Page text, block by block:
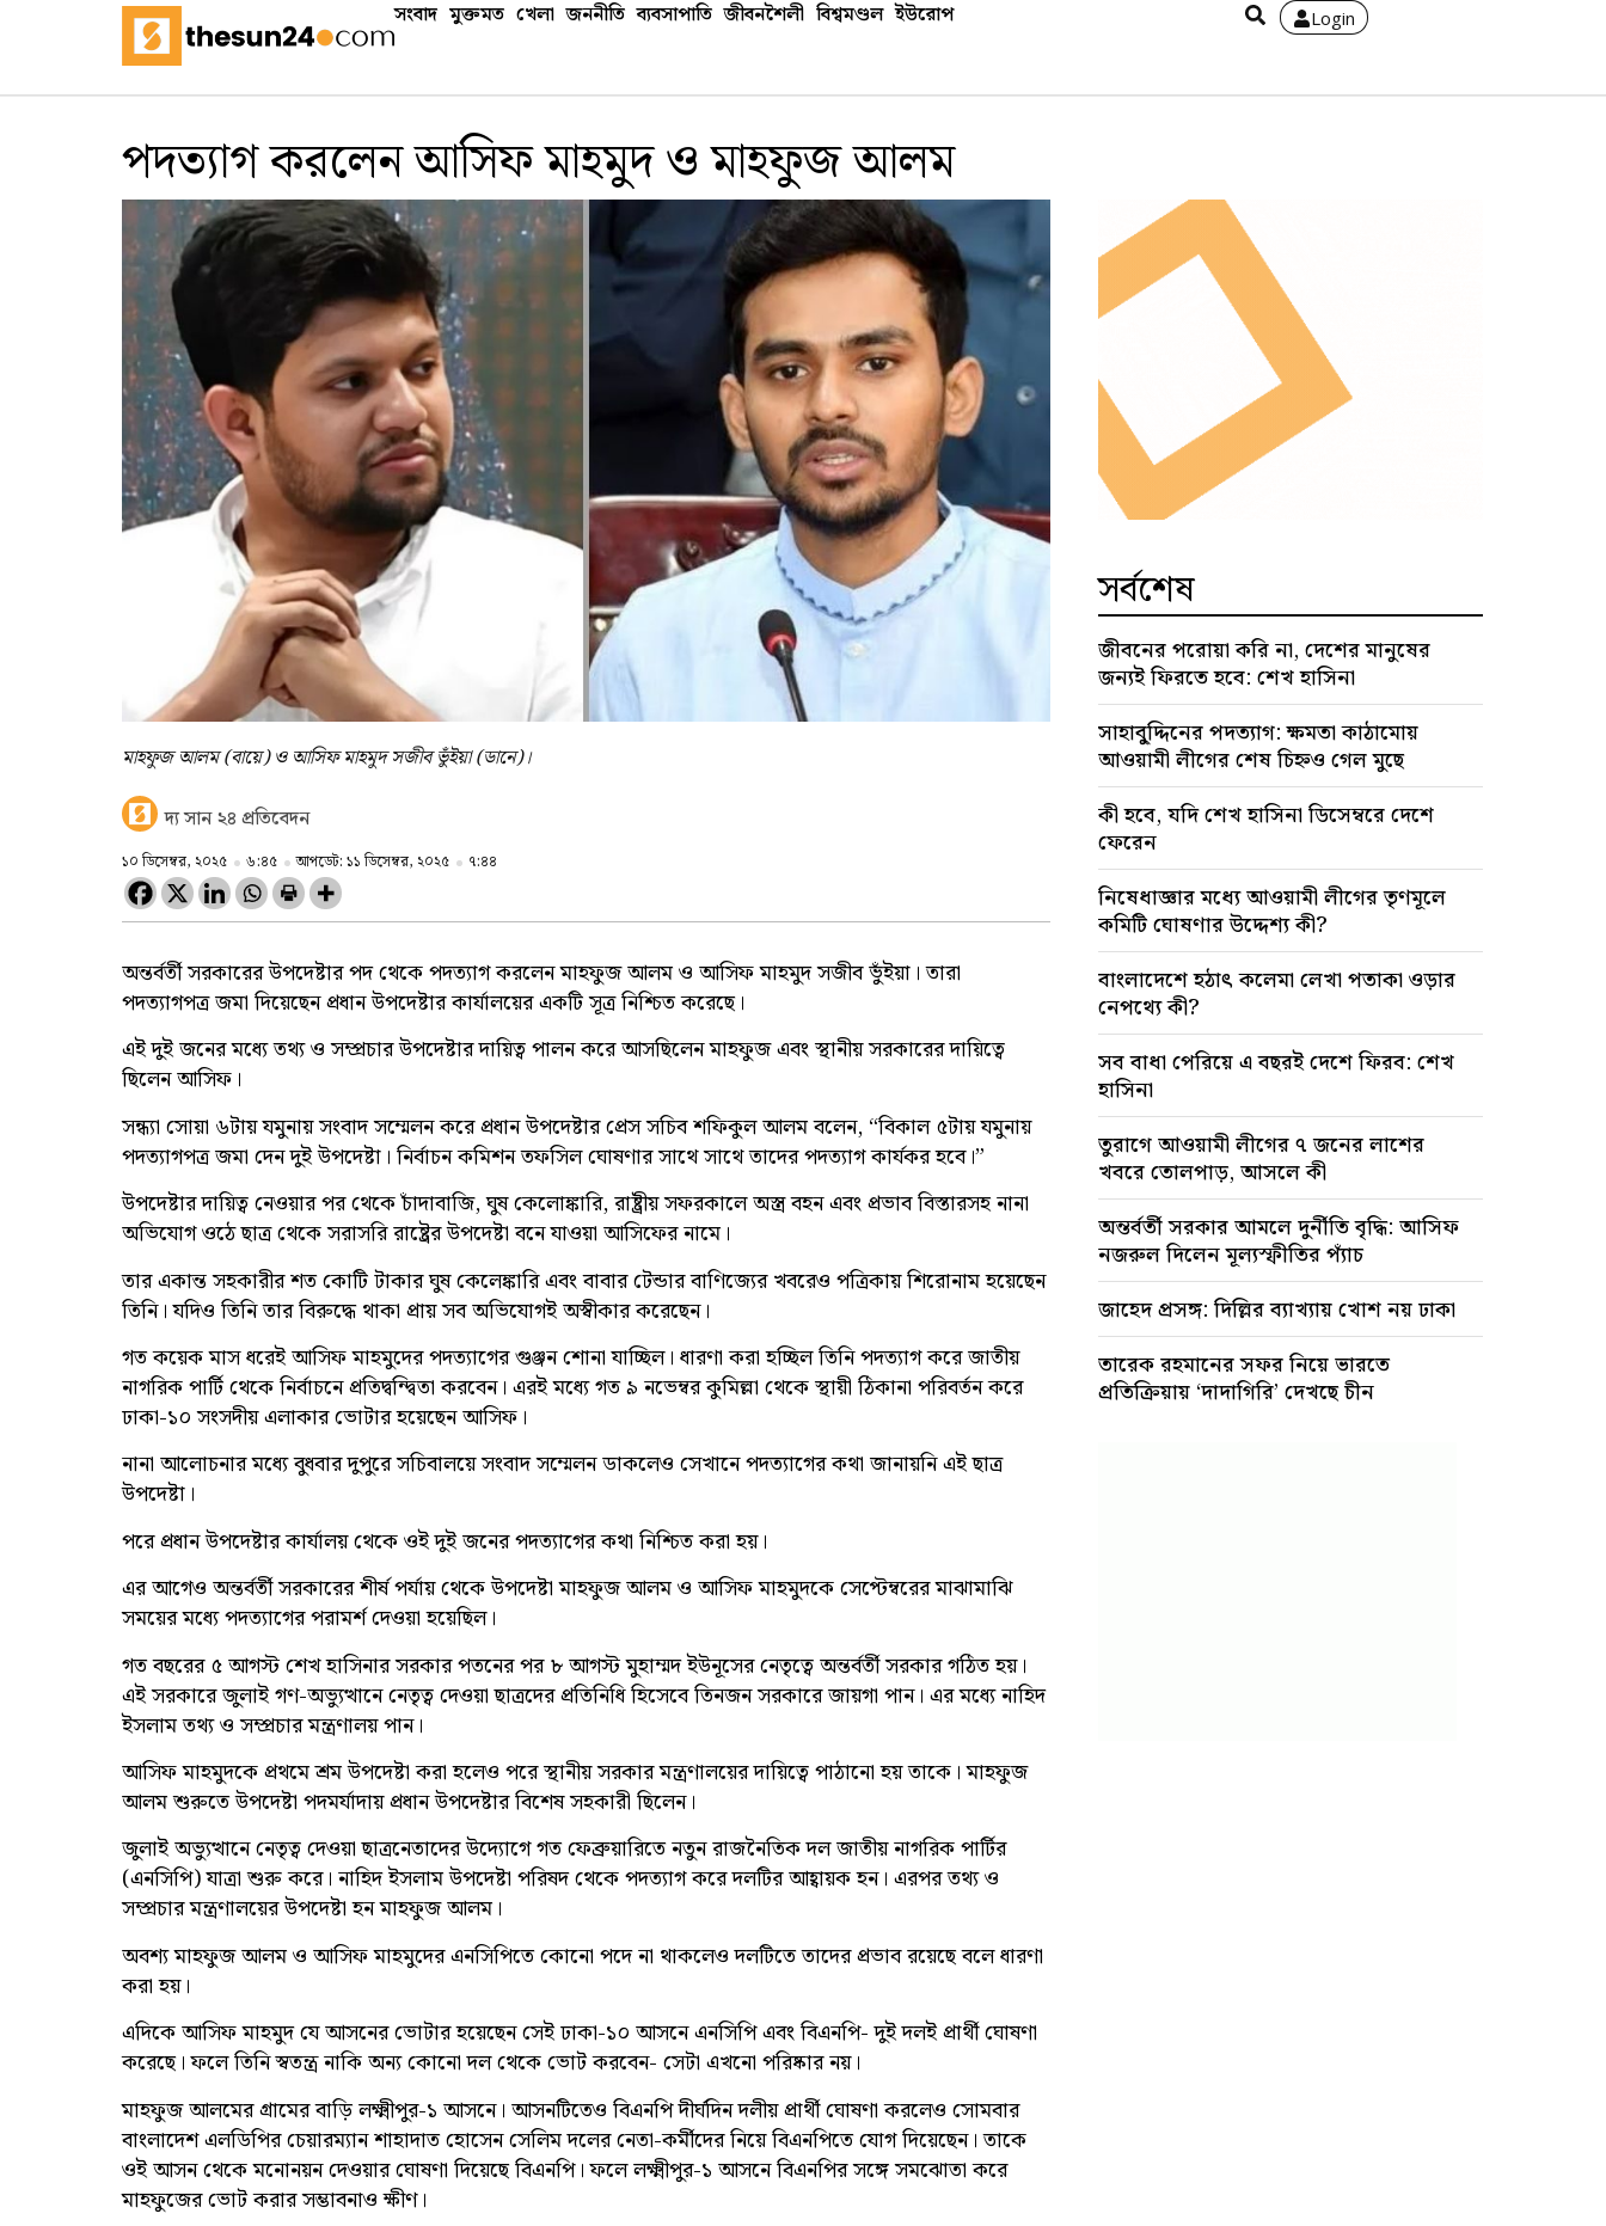
সংবাদ মুক্তমত খেলা জননীতি ব্যবসাপাতি জীবনশৈলী বিশ্বমণ্ডল ইউরোপ Login
পদত্যাগ করলেন আসিফ মাহমুদ ও মাহফুজ আলম
মাহফুজ আলম (বায়ে) ও আসিফ মাহমুদ সজীব ভুঁইয়া (ডানে)।
দ্য সান ২৪ প্রতিবেদন
১০ ডিসেম্বর, ২০২৫ ৬:৪৫ আপডেট: ১১ ডিসেম্বর, ২০২৫ ৭:৪৪
অন্তর্বর্তী সরকারের উপদেষ্টার পদ থেকে পদত্যাগ করলেন মাহফুজ আলম ও আসিফ মাহমুদ সজীব ভুঁইয়া। তারা
পদত্যাগপত্র জমা দিয়েছেন প্রধান উপদেষ্টার কার্যালয়ের একটি সূত্র নিশ্চিত করেছে।
এই দুই জনের মধ্যে তথ্য ও সম্প্রচার উপদেষ্টার দায়িত্ব পালন করে আসছিলেন মাহফুজ এবং স্থানীয় সরকারের দায়িত্বে
ছিলেন আসিফ।
সন্ধ্যা সোয়া ৬টায় যমুনায় সংবাদ সম্মেলন করে প্রধান উপদেষ্টার প্রেস সচিব শফিকুল আলম বলেন, “বিকাল ৫টায় যমুনায়
পদত্যাগপত্র জমা দেন দুই উপদেষ্টা। নির্বাচন কমিশন তফসিল ঘোষণার সাথে সাথে তাদের পদত্যাগ কার্যকর হবে।”
উপদেষ্টার দায়িত্ব নেওয়ার পর থেকে চাঁদাবাজি, ঘুষ কেলোঙ্কারি, রাষ্ট্রীয় সফরকালে অস্ত্র বহন এবং প্রভাব বিস্তারসহ নানা
অভিযোগ ওঠে ছাত্র থেকে সরাসরি রাষ্ট্রের উপদেষ্টা বনে যাওয়া আসিফের নামে।
তার একান্ত সহকারীর শত কোটি টাকার ঘুষ কেলেঙ্কারি এবং বাবার টেন্ডার বাণিজ্যের খবরেও পত্রিকায় শিরোনাম হয়েছেন
তিনি। যদিও তিনি তার বিরুদ্ধে থাকা প্রায় সব অভিযোগই অস্বীকার করেছেন।
গত কয়েক মাস ধরেই আসিফ মাহমুদের পদত্যাগের গুঞ্জন শোনা যাচ্ছিল। ধারণা করা হচ্ছিল তিনি পদত্যাগ করে জাতীয়
নাগরিক পার্টি থেকে নির্বাচনে প্রতিদ্বন্দ্বিতা করবেন। এরই মধ্যে গত ৯ নভেম্বর কুমিল্লা থেকে স্থায়ী ঠিকানা পরিবর্তন করে
ঢাকা-১০ সংসদীয় এলাকার ভোটার হয়েছেন আসিফ।
নানা আলোচনার মধ্যে বুধবার দুপুরে সচিবালয়ে সংবাদ সম্মেলন ডাকলেও সেখানে পদত্যাগের কথা জানায়নি এই ছাত্র
উপদেষ্টা।
পরে প্রধান উপদেষ্টার কার্যালয় থেকে ওই দুই জনের পদত্যাগের কথা নিশ্চিত করা হয়।
এর আগেও অন্তর্বর্তী সরকারের শীর্ষ পর্যায় থেকে উপদেষ্টা মাহফুজ আলম ও আসিফ মাহমুদকে সেপ্টেম্বরের মাঝামাঝি
সময়ের মধ্যে পদত্যাগের পরামর্শ দেওয়া হয়েছিল।
গত বছরের ৫ আগস্ট শেখ হাসিনার সরকার পতনের পর ৮ আগস্ট মুহাম্মদ ইউনূসের নেতৃত্বে অন্তর্বর্তী সরকার গঠিত হয়।
এই সরকারে জুলাই গণ-অভ্যুত্থানে নেতৃত্ব দেওয়া ছাত্রদের প্রতিনিধি হিসেবে তিনজন সরকারে জায়গা পান। এর মধ্যে নাহিদ
ইসলাম তথ্য ও সম্প্রচার মন্ত্রণালয় পান।
আসিফ মাহমুদকে প্রথমে শ্রম উপদেষ্টা করা হলেও পরে স্থানীয় সরকার মন্ত্রণালয়ের দায়িত্বে পাঠানো হয় তাকে। মাহফুজ
আলম শুরুতে উপদেষ্টা পদমর্যাদায় প্রধান উপদেষ্টার বিশেষ সহকারী ছিলেন।
জুলাই অভ্যুত্থানে নেতৃত্ব দেওয়া ছাত্রনেতাদের উদ্যোগে গত ফেব্রুয়ারিতে নতুন রাজনৈতিক দল জাতীয় নাগরিক পার্টির
(এনসিপি) যাত্রা শুরু করে। নাহিদ ইসলাম উপদেষ্টা পরিষদ থেকে পদত্যাগ করে দলটির আহ্বায়ক হন। এরপর তথ্য ও
সম্প্রচার মন্ত্রণালয়ের উপদেষ্টা হন মাহফুজ আলম।
অবশ্য মাহফুজ আলম ও আসিফ মাহমুদের এনসিপিতে কোনো পদে না থাকলেও দলটিতে তাদের প্রভাব রয়েছে বলে ধারণা
করা হয়।
এদিকে আসিফ মাহমুদ যে আসনের ভোটার হয়েছেন সেই ঢাকা-১০ আসনে এনসিপি এবং বিএনপি- দুই দলই প্রার্থী ঘোষণা
করেছে। ফলে তিনি স্বতন্ত্র নাকি অন্য কোনো দল থেকে ভোট করবেন- সেটা এখনো পরিষ্কার নয়।
মাহফুজ আলমের গ্রামের বাড়ি লক্ষ্মীপুর-১ আসনে। আসনটিতেও বিএনপি দীর্ঘদিন দলীয় প্রার্থী ঘোষণা করলেও সোমবার
বাংলাদেশ এলডিপির চেয়ারম্যান শাহাদাত হোসেন সেলিম দলের নেতা-কর্মীদের নিয়ে বিএনপিতে যোগ দিয়েছেন। তাকে
ওই আসন থেকে মনোনয়ন দেওয়ার ঘোষণা দিয়েছে বিএনপি। ফলে লক্ষ্মীপুর-১ আসনে বিএনপির সঙ্গে সমঝোতা করে
মাহফুজের ভোট করার সম্ভাবনাও ক্ষীণ।
সর্বশেষ
জীবনের পরোয়া করি না, দেশের মানুষের
জন্যই ফিরতে হবে: শেখ হাসিনা
সাহাবু্দ্দিনের পদত্যাগ: ক্ষমতা কাঠামোয়
আওয়ামী লীগের শেষ চিহ্নও গেল মুছে
কী হবে, যদি শেখ হাসিনা ডিসেম্বরে দেশে
ফেরেন
নিষেধাজ্ঞার মধ্যে আওয়ামী লীগের তৃণমূলে
কমিটি ঘোষণার উদ্দেশ্য কী?
বাংলাদেশে হঠাৎ কলেমা লেখা পতাকা ওড়ার
নেপথ্যে কী?
সব বাধা পেরিয়ে এ বছরই দেশে ফিরব: শেখ
হাসিনা
তুরাগে আওয়ামী লীগের ৭ জনের লাশের
খবরে তোলপাড়, আসলে কী
অন্তর্বর্তী সরকার আমলে দুর্নীতি বৃদ্ধি: আসিফ
নজরুল দিলেন মূল্যস্ফীতির প্যাঁচ
জাহেদ প্রসঙ্গ: দিল্লির ব্যাখ্যায় খোশ নয় ঢাকা
তারেক রহমানের সফর নিয়ে ভারতে
প্রতিক্রিয়ায় ‘দাদাগিরি’ দেখছে চীন